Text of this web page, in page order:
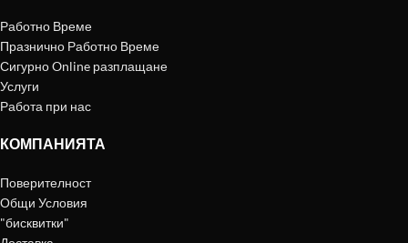
Работно Време
Празнично Работно Време
Сигурно Online разплащане
Услуги
Работа при нас
КОМПАНИЯТА
Поверителност
Общи Условия
"бисквитки"